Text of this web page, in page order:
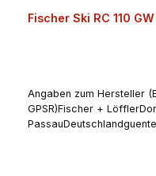
Fischer Ski RC 110
Angaben zum Hersteller
GPSR)Fischer +